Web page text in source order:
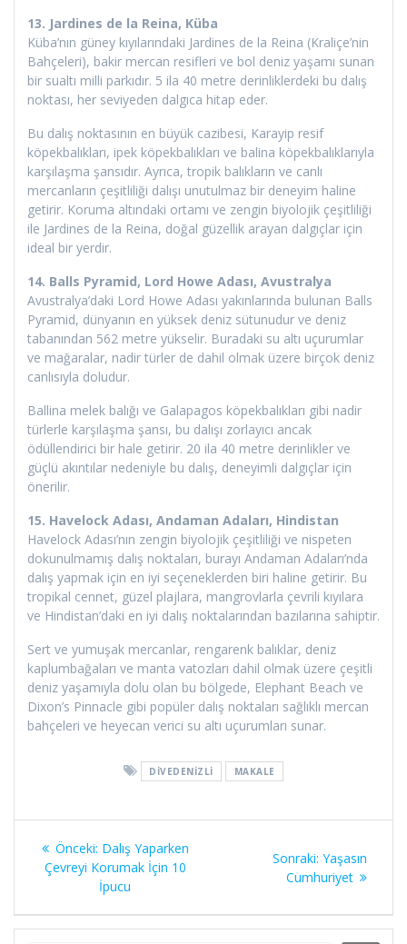
13. Jardines de la Reina, Küba
Küba’nın güney kıyılarındaki Jardines de la Reina (Kraliçe’nin
Bahçeleri), bakir mercan resifleri ve bol deniz yaşamı sunan
bir sualtı milli parkıdır. 5 ila 40 metre derinliklerdeki bu dalış
noktası, her seviyeden dalgıca hitap eder.
Bu dalış noktasının en büyük cazibesi, Karayip resif
köpekbalıkları, ipek köpekbalıkları ve balina köpekbalıklarıyla
karşılaşma şansıdır. Ayrıca, tropik balıkların ve canlı
mercanların çeşitliliği dalışı unutulmaz bir deneyim haline
getirir. Koruma altındaki ortamı ve zengin biyolojik çeşitliliği
ile Jardines de la Reina, doğal güzellik arayan dalgıçlar için
ideal bir yerdir.
14. Balls Pyramid, Lord Howe Adası, Avustralya
Avustralya’daki Lord Howe Adası yakınlarında bulunan Balls
Pyramid, dünyanın en yüksek deniz sütunudur ve deniz
tabanından 562 metre yükselir. Buradaki su altı uçurumlar
ve mağaralar, nadir türler de dahil olmak üzere birçok deniz
canlısıyla doludur.
Ballina melek balığı ve Galapagos köpekbalıkları gibi nadir
türlerle karşılaşma şansı, bu dalışı zorlayıcı ancak
ödüllendirici bir hale getirir. 20 ila 40 metre derinlikler ve
güçlü akıntılar nedeniyle bu dalış, deneyimli dalgıçlar için
önerilir.
15. Havelock Adası, Andaman Adaları, Hindistan
Havelock Adası’nın zengin biyolojik çeşitliliği ve nispeten
dokunulmamış dalış noktaları, burayı Andaman Adaları’nda
dalış yapmak için en iyi seçeneklerden biri haline getirir. Bu
tropikal cennet, güzel plajlara, mangrovlarla çevrili kıyılara
ve Hindistan’daki en iyi dalış noktalarından bazılarına sahiptir.
Sert ve yumuşak mercanlar, rengarenk balıklar, deniz
kaplumbağaları ve manta vatozları dahil olmak üzere çeşitli
deniz yaşamıyla dolu olan bu bölgede, Elephant Beach ve
Dixon’s Pinnacle gibi popüler dalış noktaları sağlıklı mercan
bahçeleri ve heyecan verici su altı uçurumları sunar.
DIVEDENIZLI MAKALE
Yazı
gezinmesi
Önceki: Önceki
yazı:
Dalış Yaparken
Çevreyi Korumak İçin 10
İpucu
Sonraki: Sonraki
yazı:
Yaşasın
Cumhuriyet